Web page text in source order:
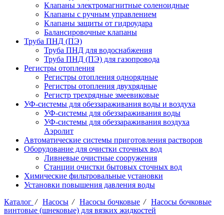
Клапаны электромагнитные соленоидные
Клапаны с ручным управлением
Клапаны защиты от гидроудара
Балансировочные клапаны
Труба ПНД (ПЭ)
Труба ПНД для водоснабжения
Труба ПНД (ПЭ) для газопровода
Регистры отопления
Регистры отопления однорядные
Регистры отопления двухрядные
Регистр трехрядные змеевиковые
УФ-системы для обеззараживания воды и воздуха
УФ-системы для обеззараживания воды
УФ-системы для обеззараживания воздуха
Аэролит
Автоматические системы приготовления растворов
Оборудование для очистки сточных вод
Ливневые очистные сооружения
Станции очистки бытовых сточных вод
Химические фильтровальные установки
Установки повышения давления воды
Каталог / Насосы / Насосы бочковые / Насосы бочковые
винтовые (шнековые) для вязких жидкостей